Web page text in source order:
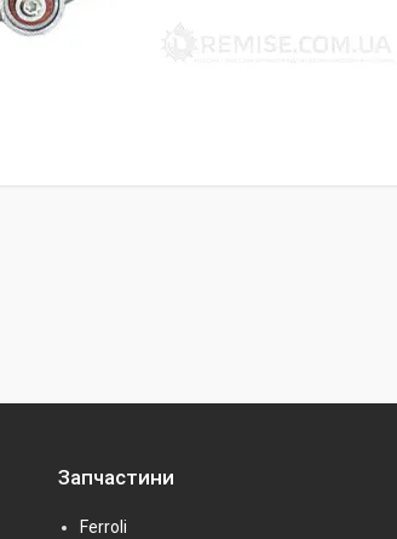
Запчастини
Ferroli